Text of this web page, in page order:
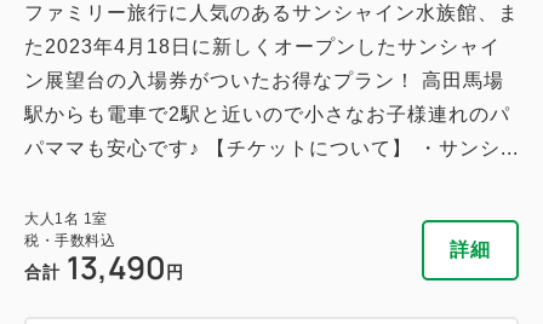
ファミリー旅行に人気のあるサンシャイン水族館、ま
た2023年4月18日に新しくオープンしたサンシャイ
ン展望台の入場券がついたお得なプラン！ 高田馬場
駅からも電車で2駅と近いので小さなお子様連れのパ
パママも安心です♪ 【チケットについて】 ・サンシ...
大人 1 名 1 室
税・手数料込
合計 13,490 円
詳細